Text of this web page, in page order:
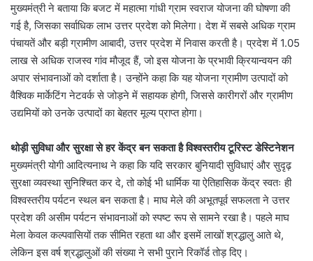
मुख्यमंत्री ने बताया कि बजट में महात्मा गांधी ग्राम स्वराज योजना की घोषणा की
गई है, जिसका सर्वाधिक लाभ उत्तर प्रदेश को मिलेगा। देश में सबसे अधिक ग्राम
पंचायतें और बड़ी ग्रामीण आबादी, उत्तर प्रदेश में निवास करती है। प्रदेश में 1.05
लाख से अधिक राजस्व गांव मौजूद हैं, जो इस योजना के प्रभावी क्रियान्वयन की
अपार संभावनाओं को दर्शाता है। उन्होंने कहा कि यह योजना ग्रामीण उत्पादों को
वैश्विक मार्केटिंग नेटवर्क से जोड़ने में सहायक होगी, जिससे कारीगरों और ग्रामीण
उद्यमियों को उनके उत्पादों का बेहतर मूल्य प्राप्त होगा।
थोड़ी सुविधा और सुरक्षा से हर केंद्र बन सकता है विश्वस्तरीय टूरिस्ट डेस्टिनेशन
मुख्यमंत्री योगी आदित्यनाथ ने कहा कि यदि सरकार बुनियादी सुविधाएं और सुदृढ़
सुरक्षा व्यवस्था सुनिश्चित कर दे, तो कोई भी धार्मिक या ऐतिहासिक केंद्र स्वतः ही
विश्वस्तरीय पर्यटन स्थल बन सकता है। माघ मेले की अभूतपूर्व सफलता ने उत्तर
प्रदेश की असीम पर्यटन संभावनाओं को स्पष्ट रूप से सामने रखा है। पहले माघ
मेला केवल कल्पवासियों तक सीमित रहता था और इसमें लाखों श्रद्धालु आते थे,
लेकिन इस वर्ष श्रद्धालुओं की संख्या ने सभी पुराने रिकॉर्ड तोड़ दिए।